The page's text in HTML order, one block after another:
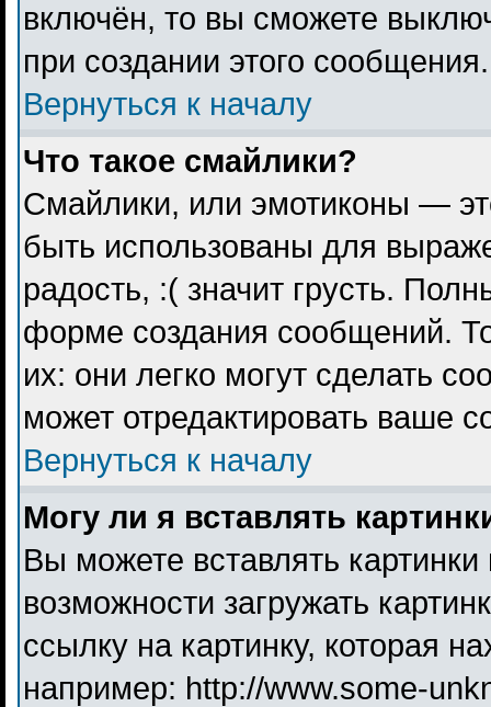
включён, то вы сможете
при создании этого сообщения.
Вернуться к началу
Что такое смайлики?
Смайлики, или эмотиконы —
быть использованы для
радость, :( значит грусть.
форме создания сообщений.
их: они легко могут сделать
может отредактировать ваше
Вернуться к началу
Могу ли я вставлять
Вы можете вставлять
возможности загружать
ссылку на картинку, которая
например: http://www.some-